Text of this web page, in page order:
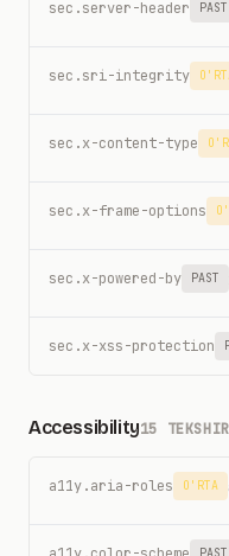
sec.server-header PAST
sec.sri-integrity
sec.x-content-type
sec.x-frame-options
sec.x-powered-by PAST
sec.x-xss-protection
Accessibility15
a11y.aria-roles O'RTA